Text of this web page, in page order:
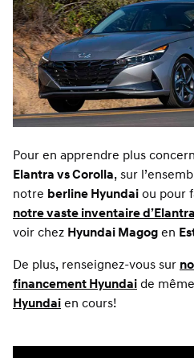
Pour en apprendre plus
Elantra vs Corolla, sur
notre berline Hyundai ou pour
notre vaste inventaire
voir chez Hyundai Magog en
De plus, renseignez-vous sur
financement Hyundai de
Hyundai en cours!